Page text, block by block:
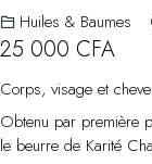
Huiles & Baumes
25 000 CFA
Corps, visage et
Obtenu par première
le beurre de Karité